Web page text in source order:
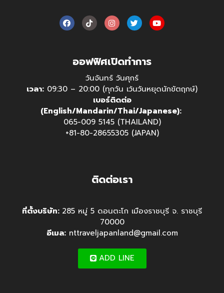
ออฟฟิศเปิดทำการ
วันจันทร์ วันศุกร์
เวลา: 09:30 – 20:00 (ทุกวัน เว้นวันหยุดนักขัตฤกษ์)
เบอร์ติดต่อ
(English/Mandarin/Thai/Japanese):
065-009 5145 (THAILAND)
+81-80-28655305 (JAPAN)
ติดต่อเรา
ที่ตั้งบริษัท: 285 หมู่ 5 ดอนตะโก เมืองราชบุรี จ. ราชบุรี
70000
อีเมล:nttraveljapanland@gmail.com
ADD LINE